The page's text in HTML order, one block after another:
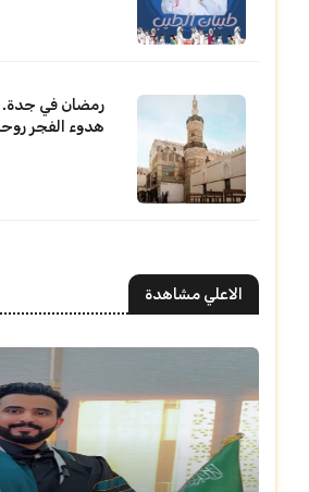
رمضان في جدة.
هدوء الفجر
الاعلي مشاهدة